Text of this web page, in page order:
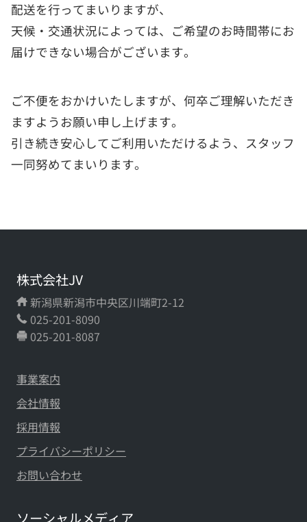
配送を行ってまいりますが、
天候・交通状況によっては、ご希望のお時間帯にお
届けできない場合がございます。
ご不便をおかけいたしますが、何卒ご理解いただき
ますようお願い申し上げます。
引き続き安心してご利用いただけるよう、スタッフ
一同努めてまいります。
株式会社JV
新潟県新潟市中央区川端町2-12
025-201-8090
025-201-8087
事業案内
会社情報
採用情報
プライバシーポリシー
お問い合わせ
ソーシャルメディア